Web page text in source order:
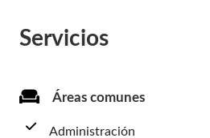
Servicios
Áreas comunes
Administración